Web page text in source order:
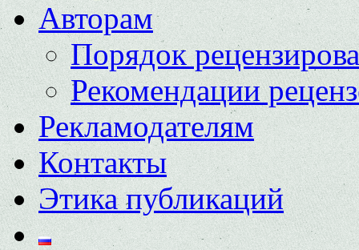
Авторам
Порядок
Рекомендации
Рекламодателям
Контакты
Этика публикаций